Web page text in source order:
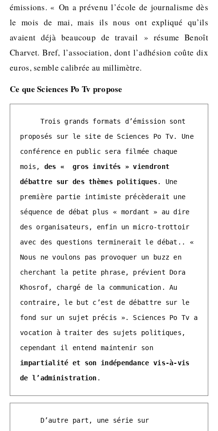
émissions. « On a prévenu l’école de journalisme dès
le mois de mai, mais ils nous ont expliqué qu’ils
avaient déjà beaucoup de travail » résume Benoît
Charvet. Bref, l’association, dont l’adhésion coûte dix
euros, semble calibrée au millimètre.
Ce que Sciences Po Tv propose
proposés sur le site de Sciences Po Tv. Une
conférence en public sera filmée chaque
mois, des «  gros invités » viendront
débattre sur des thèmes politiques. Une
première partie intimiste précèderait une
séquence de débat plus « mordant » au dire
des organisateurs, enfin un micro-trottoir
avec des questions terminerait le débat.. «
Nous ne voulons pas provoquer un buzz en
cherchant la petite phrase, prévient Dora
Khosrof, chargé de la communication. Au
contraire, le but c’est de débattre sur le
fond sur un sujet précis ». Sciences Po Tv a
vocation à traiter des sujets politiques,
cependant il entend maintenir son
impartialité et son indépendance vis-à-vis
de l’administration .